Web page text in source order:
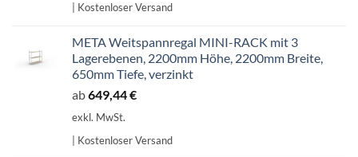
707,14 €
| Kostenloser Versand
META Weitspannregal MINI-RACK mit 3
Lagerebenen, 2200mm Höhe, 2200mm Breite,
650mm Tiefe, verzinkt
ab649,44€
exkl. MwSt.
| Kostenloser Versand